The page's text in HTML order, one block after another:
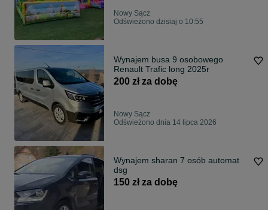
Nowy Sącz
Odświeżono dzisiaj o 10:55
Wynajem busa 9 osobowego
Renault Trafic long 2025r
200 zł za dobę
Nowy Sącz
Odświeżono dnia 14 lipca 2026
Wynajem sharan 7 osób automat
dsg
150 zł za dobę